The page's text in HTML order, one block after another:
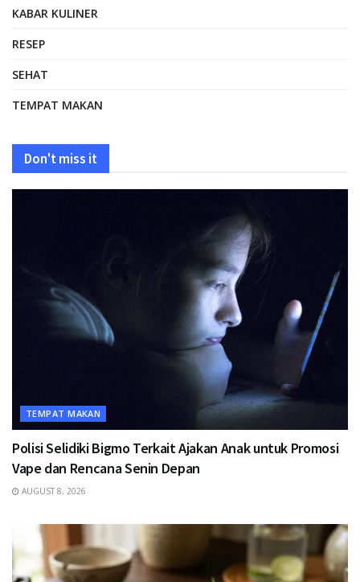
KABAR KULINER
RESEP
SEHAT
TEMPAT MAKAN
Don't miss it
TEMPAT MAKAN
Polisi Selidiki Bigmo Terkait Ajakan Anak untuk Promosi
Vape dan Rencana Senin Depan
AUGUST 8, 2026